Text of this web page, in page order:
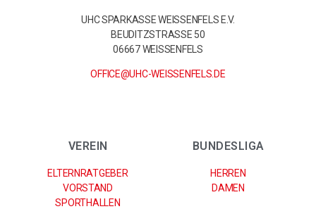
UHC SPARKASSE WEISSENFELS E.V.
BEUDITZSTRASSE 50
06667 WEISSENFELS
OFFICE@UHC-WEISSENFELS.DE
VEREIN
ELTERNRATGEBER
VORSTAND
SPORTHALLEN
BUNDESLIGA
HERREN
DAMEN